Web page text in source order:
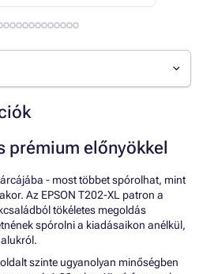
prémium előnyökkel
- most többet spórolhat, mint
Az EPSON T202-XL patron a
tökéletes megoldás
spórolni a kiadásaikon anélkül,
szinte ugyanolyan minőségben